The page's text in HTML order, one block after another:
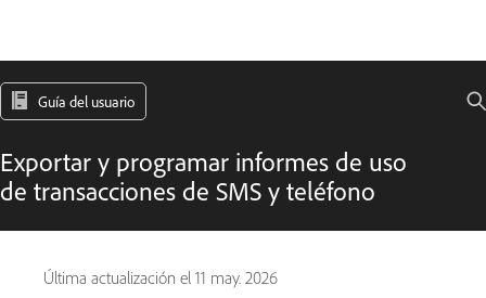
Guía del usuario
Exportar y programar informes de uso
de transacciones de SMS y teléfono
Última actualización el 11 may. 2026